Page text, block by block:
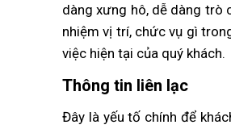
dàng xưng hô, dễ dàng trò
nhiệm vị trí, chức vụ gì
việc hiện tại của quý khách.
Thông tin liên lạc
Đây là yếu tố chính để